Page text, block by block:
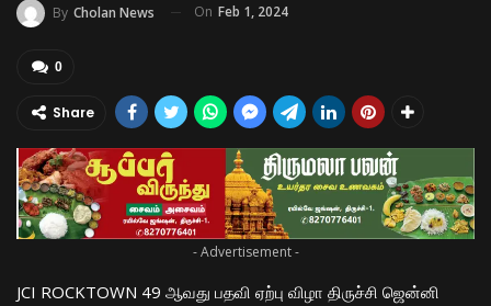
By Cholan News On Feb 1, 2024
0
Share
- Advertisement -
JCI ROCKTOWN 49 ஆவது பதவி ஏற்பு விழா திருச்சி ஜென்னி